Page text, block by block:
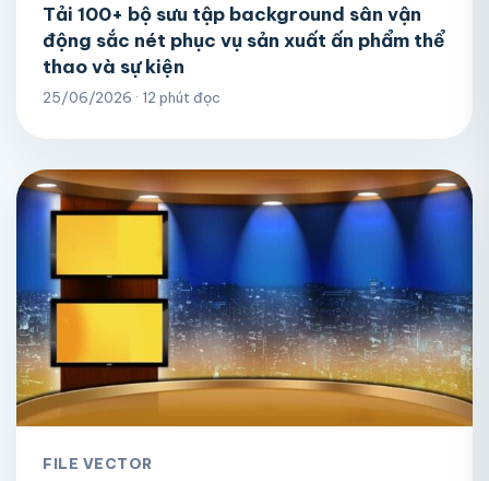
Tải 100+ bộ sưu tập background sân vận
động sắc nét phục vụ sản xuất ấn phẩm thể
thao và sự kiện
25/06/2026 · 12 phút đọc
FILE VECTOR